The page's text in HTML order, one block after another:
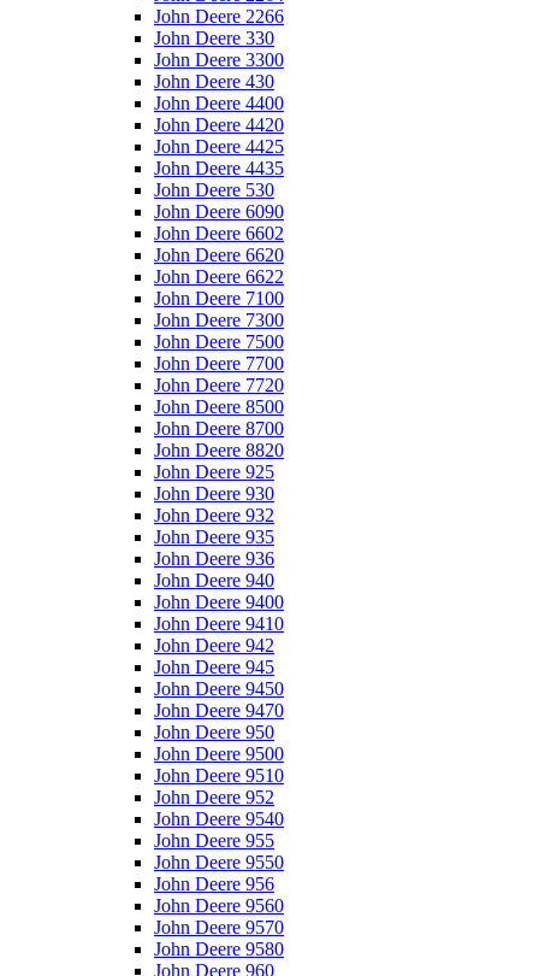
John Deere 2266
John Deere 330
John Deere 3300
John Deere 430
John Deere 4400
John Deere 4420
John Deere 4425
John Deere 4435
John Deere 530
John Deere 6090
John Deere 6602
John Deere 6620
John Deere 6622
John Deere 7100
John Deere 7300
John Deere 7500
John Deere 7700
John Deere 7720
John Deere 8500
John Deere 8700
John Deere 8820
John Deere 925
John Deere 930
John Deere 932
John Deere 935
John Deere 936
John Deere 940
John Deere 9400
John Deere 9410
John Deere 942
John Deere 945
John Deere 9450
John Deere 9470
John Deere 950
John Deere 9500
John Deere 9510
John Deere 952
John Deere 9540
John Deere 955
John Deere 9550
John Deere 956
John Deere 9560
John Deere 9570
John Deere 9580
John Deere 960